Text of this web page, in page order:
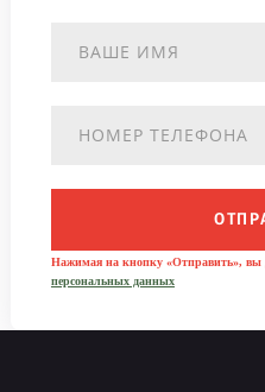
Нажимая на кнопку «Отправить», вы
персональных данных